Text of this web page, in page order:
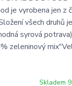
je vyrobena jen z
všech druhů
syrová
zeleninový
Skladem